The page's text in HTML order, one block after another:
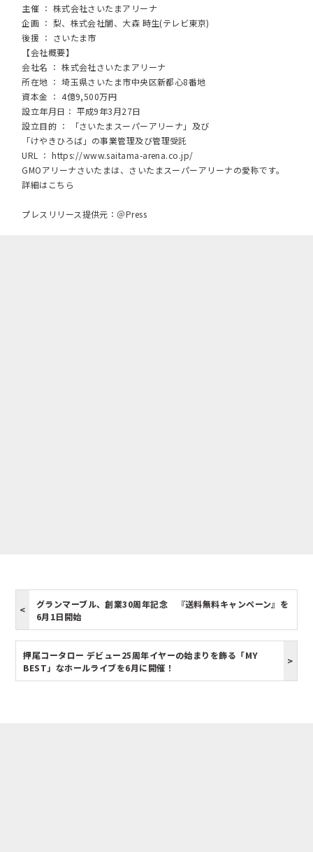
主催 ： 株式会社さいたまアリーナ
企画 ： 梨、株式会社闇、大森 時生(テレビ東京)
後援 ： さいたま市
【会社概要】
会社名 ： 株式会社さいたまアリーナ
所在地 ： 埼玉県さいたま市中央区新都心8番地
資本金 ： 4億9,500万円
設立年月日： 平成9年3月27日
設立目的 ： 「さいたまスーパーアリーナ」及び
「けやきひろば」の事業管理及び管理受託
URL ：https://www.saitama-arena.co.jp/
GMOアリーナさいたまは、さいたまスーパーアリーナの愛称です。
詳細はこちら
プレスリリース提供元：＠Press
グランマーブル、創業30周年記念 『送料無料キャンペーン』を
6月1日開始
押尾コータロー デビュー25周年イヤーの始まりを飾る「MY
BEST」なホールライブを6月に開催！